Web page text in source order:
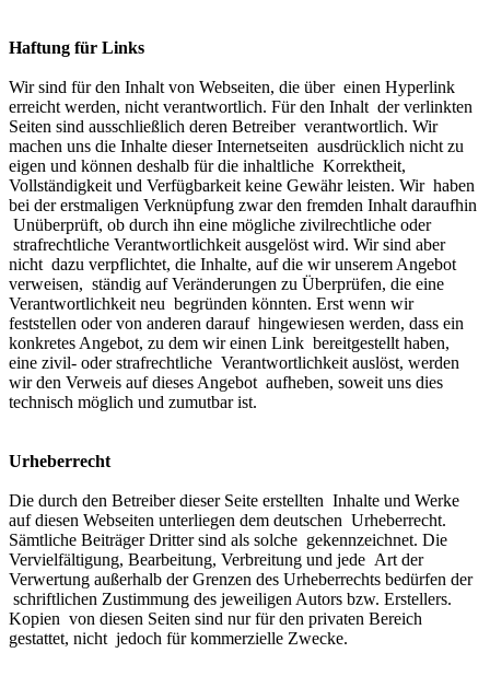
Haftung für Links
Wir sind für den Inhalt von Webseiten, die über einen Hyperlink
erreicht werden, nicht verantwortlich. Für den Inhalt der verlinkten
Seiten sind ausschließlich deren Betreiber verantwortlich. Wir
machen uns die Inhalte dieser Internetseiten ausdrücklich nicht zu
eigen und können deshalb für die inhaltliche Korrektheit,
Vollständigkeit und Verfügbarkeit keine Gewähr leisten. Wir haben
bei der erstmaligen Verknüpfung zwar den fremden Inhalt daraufhin
Unüberprüft, ob durch ihn eine mögliche zivilrechtliche oder
strafrechtliche Verantwortlichkeit ausgelöst wird. Wir sind aber
nicht dazu verpflichtet, die Inhalte, auf die wir unserem Angebot
verweisen, ständig auf Veränderungen zu Überprüfen, die eine
Verantwortlichkeit neu begründen könnten. Erst wenn wir
feststellen oder von anderen darauf hingewiesen werden, dass ein
konkretes Angebot, zu dem wir einen Link bereitgestellt haben,
eine zivil- oder strafrechtliche Verantwortlichkeit auslöst, werden
wir den Verweis auf dieses Angebot aufheben, soweit uns dies
technisch möglich und zumutbar ist.
Urheberrecht
Die durch den Betreiber dieser Seite erstellten Inhalte und Werke
auf diesen Webseiten unterliegen dem deutschen Urheberrecht.
Sämtliche Beiträger Dritter sind als solche gekennzeichnet. Die
Vervielfältigung, Bearbeitung, Verbreitung und jede Art der
Verwertung außerhalb der Grenzen des Urheberrechts bedürfen der
schriftlichen Zustimmung des jeweiligen Autors bzw. Erstellers.
Kopien von diesen Seiten sind nur für den privaten Bereich
gestattet, nicht jedoch für kommerzielle Zwecke.